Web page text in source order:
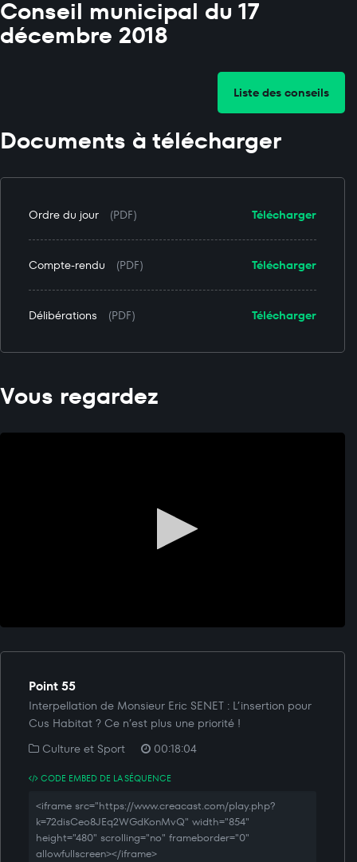
Conseil municipal du 17
décembre 2018
Liste des conseils
Documents à télécharger
Télécharger
Ordre du jour (PDF)
Télécharger
Compte-rendu (PDF)
Télécharger
Délibérations (PDF)
Vous regardez
Point 55
Interpellation de Monsieur Eric SENET : L’insertion pour
Cus Habitat ? Ce n’est plus une priorité !
Culture et Sport
00:18:04
CODE EMBED DE LA SÉQUENCE
<iframe src="https://www.creacast.com/play.php?
k=72disCeo8JEq2WGdKonMvQ" width="854"
height="480" scrolling="no" frameborder="0"
allowfullscreen></iframe>